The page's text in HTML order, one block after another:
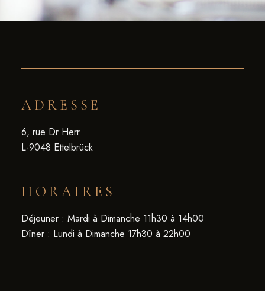
ADRESSE
6, rue Dr Herr
L-9048 Ettelbrück
HORAIRES
Déjeuner : Mardi à Dimanche 11h30 à 14h00
Dîner : Lundi à Dimanche 17h30 à 22h00